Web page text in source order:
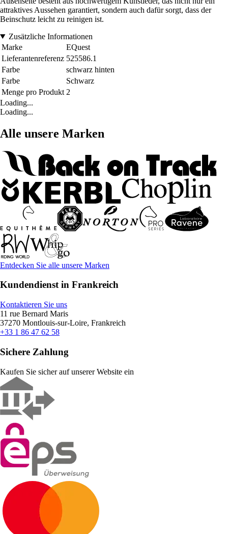
attraktives Aussehen garantiert, sondern auch dafür sorgt, dass der
Beinschutz leicht zu reinigen ist.
Zusätzliche Informationen
Marke
EQuest
Lieferantenreferenz 525586.1
Farbe
schwarz hinten
Farbe
Schwarz
Menge pro Produkt 2
Loading...
Loading...
Alle unsere Marken
Entdecken Sie alle unsere Marken
Kundendienst in Frankreich
Kontaktieren Sie uns
11 rue Bernard Maris
37270 Montlouis-sur-Loire, Frankreich
+33 1 86 47 62 58
Sichere Zahlung
Kaufen Sie sicher auf unserer Website ein